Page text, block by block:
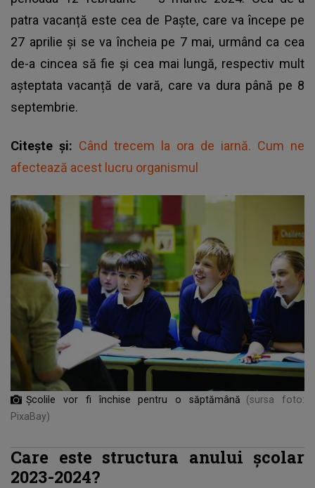
patra vacanță este cea de Paște, care va începe pe
27 aprilie și se va încheia pe 7 mai, urmând ca cea
de-a cincea să fie și cea mai lungă, respectiv mult
așteptata vacanță de vară, care va dura până pe 8
septembrie.
Citește și: Când trecem la ora de iarnă. Cum ne
afectează acest lucru organismul
Școlile vor fi închise pentru o săptămână
(sursa foto:
PixaBay)
Care este structura anului școlar
2023-2024?